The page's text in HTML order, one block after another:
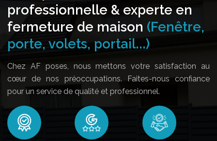
professionnelle & experte en
fermeture de maison (Fenêtre,
porte, volets, portail...)
Chez AF poses, nous mettons votre satisfaction au
cœur de nos préoccupations. Faites-nous confiance
pour un service de qualité et professionnel.